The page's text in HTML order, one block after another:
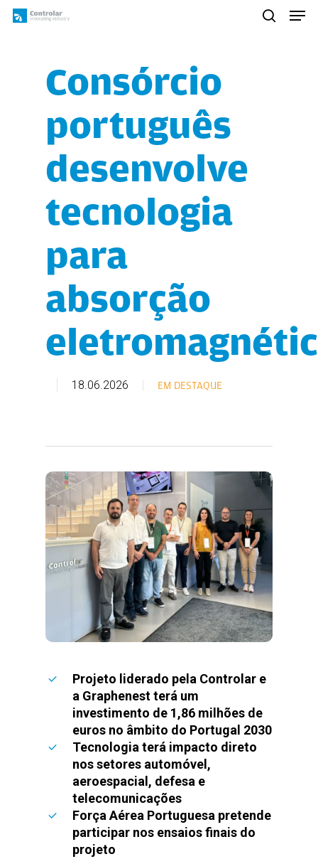
Skip
Consórcio
português
desenvolve
tecnologia
para
absorção
18.06.2026 EM DESTAQUE
Projeto liderado pela Controlar e
a Graphenest terá um
investimento de 1,86 milhões de
euros no âmbito do Portugal 2030
Tecnologia terá impacto direto
nos setores automóvel,
aeroespacial, defesa e
telecomunicações
Força Aérea Portuguesa pretende
participar nos ensaios finais do
projeto